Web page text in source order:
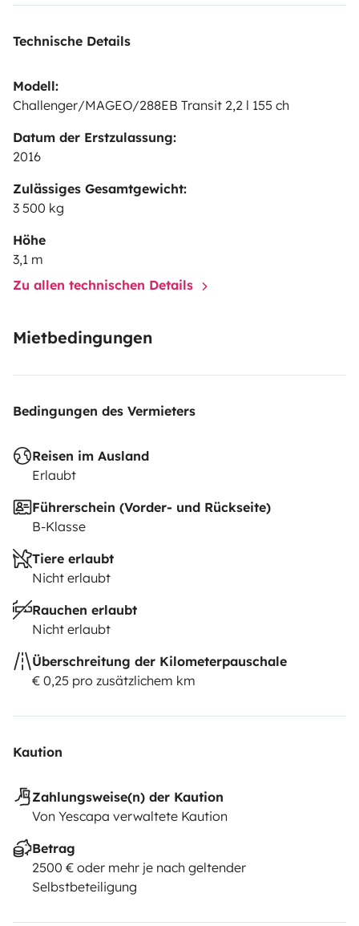
Technische Details
Modell:
Challenger/MAGEO/288EB Transit 2,2 l 155 ch
Datum der Erstzulassung:
2016
Zulässiges Gesamtgewicht:
3 500 kg
Höhe
3,1 m
Zu allen technischen Details
Mietbedingungen
Bedingungen des Vermieters
Reisen im Ausland
Erlaubt
Führerschein (Vorder- und Rückseite)
B-Klasse
Tiere erlaubt
Nicht erlaubt
Rauchen erlaubt
Nicht erlaubt
Überschreitung der Kilometerpauschale
€ 0,25 pro zusätzlichem km
Kaution
Zahlungsweise(n) der Kaution
Von Yescapa verwaltete Kaution
Betrag
2500 € oder mehr je nach geltender
Selbstbeteiligung